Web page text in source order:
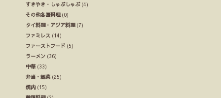
すきやき・しゃぶしゃぶ(4)
その他各国料理(0)
タイ料理・アジア料理(7)
ファミレス (14)
ファーストフード (5)
ラーメン (36)
中華(33)
弁当・総菜 (25)
焼肉 (15)